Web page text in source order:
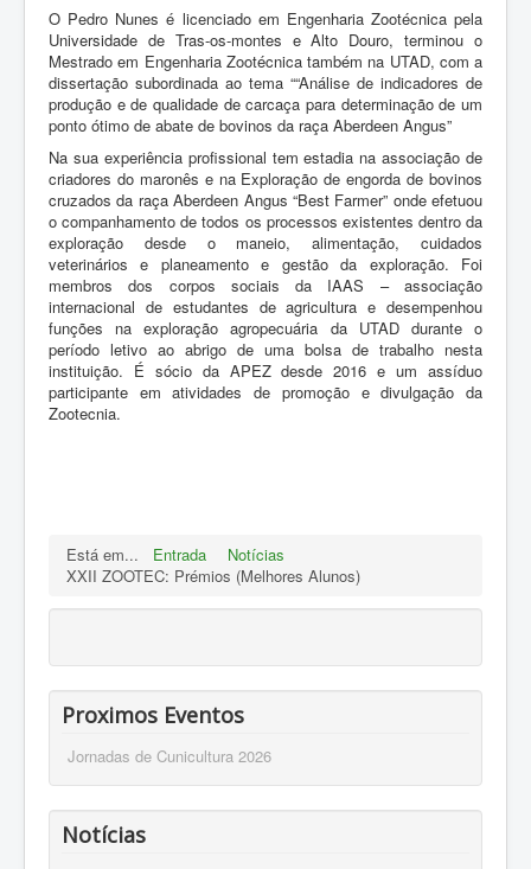
O Pedro Nunes é licenciado em Engenharia Zootécnica pela
Universidade de Tras-os-montes e Alto Douro, terminou o
Mestrado em Engenharia Zootécnica também na UTAD, com a
dissertação subordinada ao tema ““Análise de indicadores de
produção e de qualidade de carcaça para determinação de um
ponto ótimo de abate de bovinos da raça Aberdeen Angus”
Na sua experiência profissional tem estadia na associação de
criadores do maronês e na Exploração de engorda de bovinos
cruzados da raça Aberdeen Angus “Best Farmer” onde efetuou
o companhamento de todos os processos existentes dentro da
exploração desde o maneio, alimentação, cuidados
veterinários e planeamento e gestão da exploração. Foi
membros dos corpos sociais da IAAS – associação
internacional de estudantes de agricultura e desempenhou
funções na exploração agropecuária da UTAD durante o
período letivo ao abrigo de uma bolsa de trabalho nesta
instituição. É sócio da APEZ desde 2016 e um assíduo
participante em atividades de promoção e divulgação da
Zootecnia.
Está em... Entrada
Notícias
XXII ZOOTEC: Prémios (Melhores Alunos)
Proximos Eventos
Jornadas de Cunicultura 2026
Notícias